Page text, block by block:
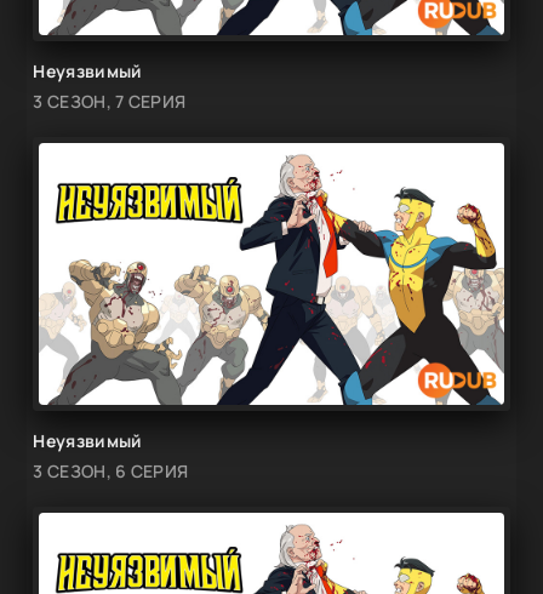
Неуязвимый
3 СЕЗОН, 7 СЕРИЯ
Неуязвимый
3 СЕЗОН, 6 СЕРИЯ